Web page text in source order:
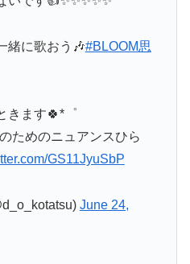
緒に歌おう🎶 #BLOOM思
きます🍀*゜
ためのニュアンスひら
GS11JyuSbP
June 24,